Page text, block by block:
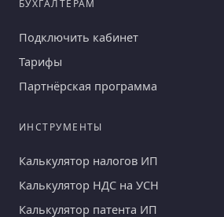
БУХГАЛТЕРАМ
Подключить кабинет
Тарифы
Партнёрская программа
ИНСТРУМЕНТЫ
Калькулятор налогов ИП
Калькулятор НДС на УСН
Калькулятор патента ИП